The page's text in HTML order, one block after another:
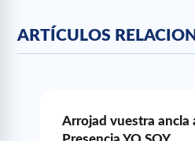
ARTÍCULOS
Arrojad vuestra ancla